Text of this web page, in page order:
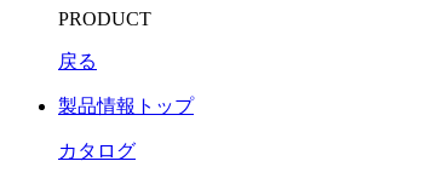
PRODUCT
戻る
製品情報トップ
カタログ